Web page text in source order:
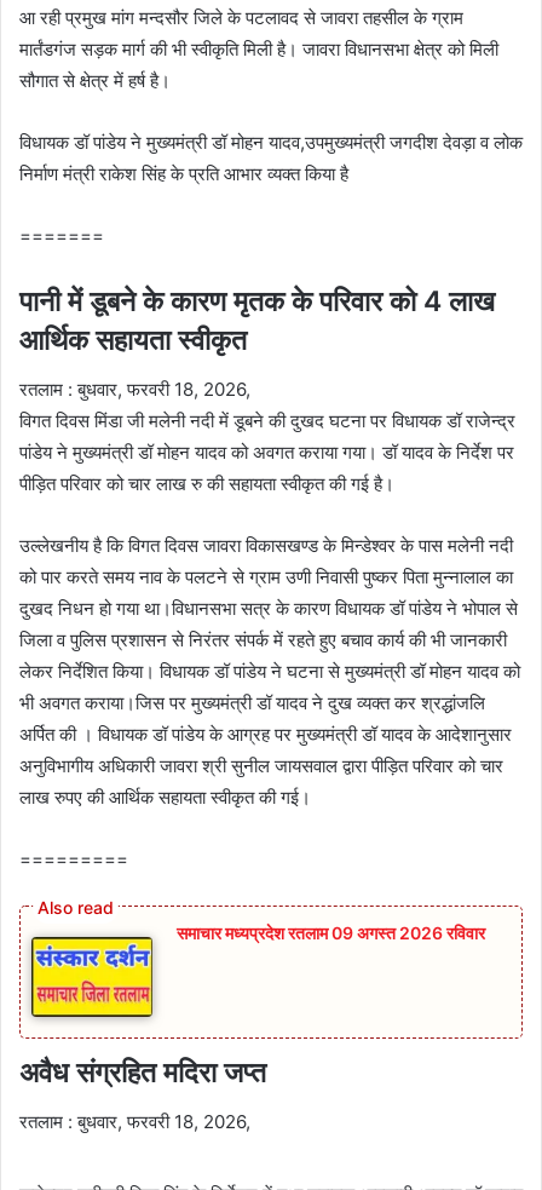
आ रही प्रमुख मांग मन्दसौर जिले के पटलावद से जावरा तहसील के ग्राम
मार्तंडगंज सड़क मार्ग की भी स्वीकृति मिली है। जावरा विधानसभा क्षेत्र को मिली
सौगात से क्षेत्र में हर्ष है।
विधायक डॉ पांडेय ने मुख्यमंत्री डॉ मोहन यादव,उपमुख्यमंत्री जगदीश देवड़ा व लोक
निर्माण मंत्री राकेश सिंह के प्रति आभार व्यक्त किया है
=======
पानी में डूबने के कारण मृतक के परिवार को 4 लाख
आर्थिक सहायता स्वीकृत
रतलाम : बुधवार, फरवरी 18, 2026,
विगत दिवस मिंडा जी मलेनी नदी में डूबने की दुखद घटना पर विधायक डॉ राजेन्द्र
पांडेय ने मुख्यमंत्री डॉ मोहन यादव को अवगत कराया गया। डॉ यादव के निर्देश पर
पीड़ित परिवार को चार लाख रु की सहायता स्वीकृत की गई है।
उल्लेखनीय है कि विगत दिवस जावरा विकासखण्ड के मिन्डेश्वर के पास मलेनी नदी
को पार करते समय नाव के पलटने से ग्राम उणी निवासी पुष्कर पिता मुन्नालाल का
दुखद निधन हो गया था।विधानसभा सत्र के कारण विधायक डॉ पांडेय ने भोपाल से
जिला व पुलिस प्रशासन से निरंतर संपर्क में रहते हुए बचाव कार्य की भी जानकारी
लेकर निर्देशित किया। विधायक डॉ पांडेय ने घटना से मुख्यमंत्री डॉ मोहन यादव को
भी अवगत कराया।जिस पर मुख्यमंत्री डॉ यादव ने दुख व्यक्त कर श्रद्धांजलि
अर्पित की । विधायक डॉ पांडेय के आग्रह पर मुख्यमंत्री डॉ यादव के आदेशानुसार
अनुविभागीय अधिकारी जावरा श्री सुनील जायसवाल द्वारा पीड़ित परिवार को चार
लाख रुपए की आर्थिक सहायता स्वीकृत की गई।
=========
समाचार मध्यप्रदेश रतलाम 09 अगस्त 2026 रविवार
अवैध संग्रहित मदिरा जप्त
रतलाम : बुधवार, फरवरी 18, 2026,